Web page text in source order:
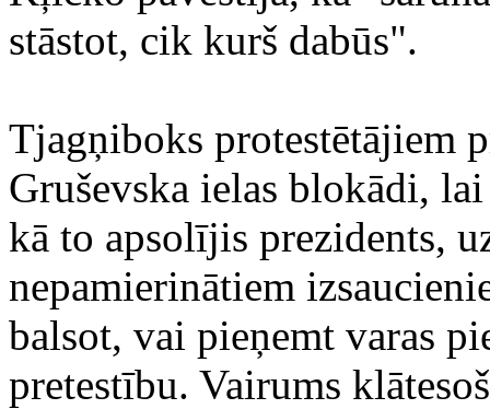
stāstot, cik kurš dabūs".
Tjagņiboks protestētājiem
Gruševska ielas blokādi,
kā to apsolījis prezidents,
nepamierinātiem
balsot, vai pieņemt varas
pretestību. Vairums